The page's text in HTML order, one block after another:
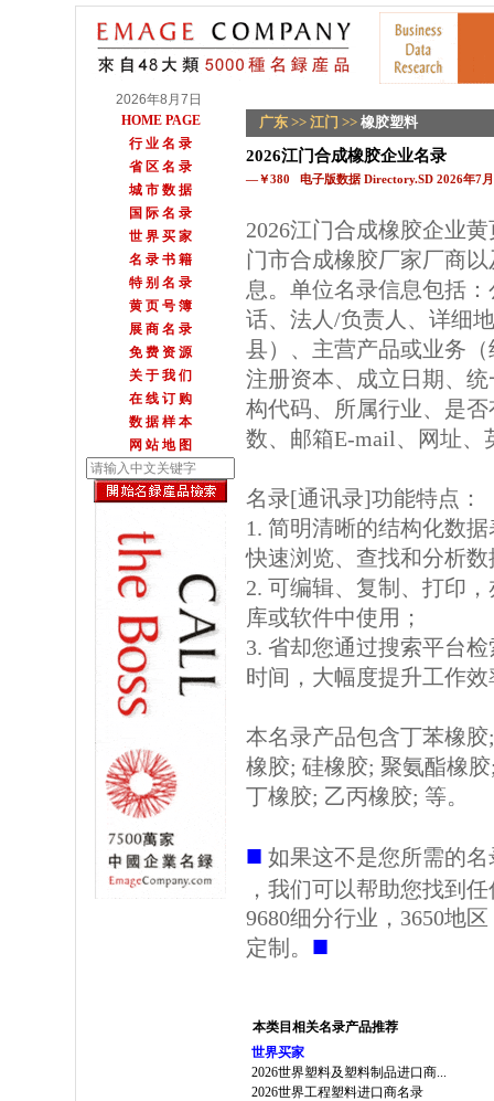
2026年8月7日
HOME PAGE
行 业 名 录
省 区 名 录
城 市 数 据
国 际 名 录
世 界 买 家
名 录 书 籍
特 别 名 录
黄 页 号 簿
展 商 名 录
免 费 资 源
关 于 我 们
在 线 订 购
数 据 样 本
网 站 地 图
广东 >> 江门 >> 橡胶塑料
2026江门合成橡胶企业名录
—￥380 电子版数据 Directory.SD 2026年7
2026江门合成橡胶企业
门市合成橡胶厂家厂商
息。单位名录信息包括
话、法人/负责人、详细
县）、主营产品或业务
注册资本、成立日期、
构代码、所属行业、是
数、邮箱E-mail、网址、
名录[通讯录]功能特点：
1. 简明清晰的结构化数
快速浏览、查找和分析数
2. 可编辑、复制、打印
库或软件中使用；
3. 省却您通过搜索平台
时间，大幅度提升工作效
本名录产品包含丁苯橡
橡胶; 硅橡胶; 聚氨酯橡
丁橡胶; 乙丙橡胶; 等。
■ 如果这不是您所需的
，我们可以帮助您找到
9680细分行业，3650地
定制。 ■
本类目相关名录产品推荐
世界买家
2026世界塑料及塑料制品进口商...
2026世界工程塑料进口商名录